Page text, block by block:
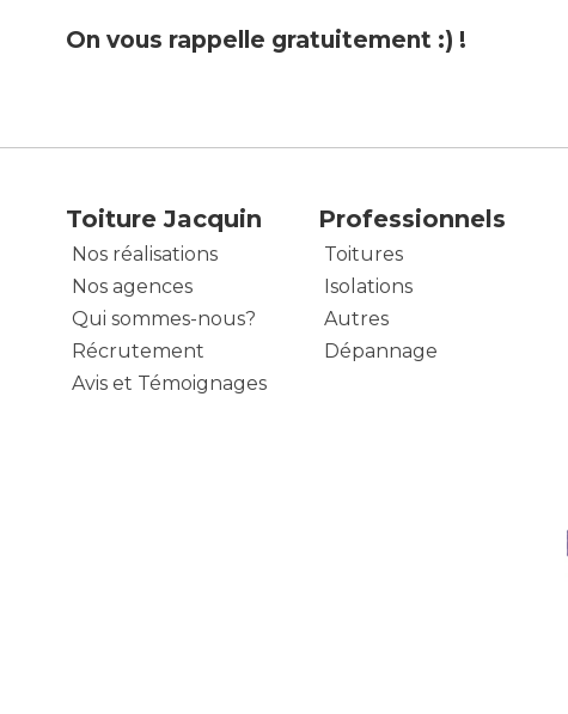
On vous rappelle gratuitement :) !
Toiture Jacquin
Nos réalisations
Nos agences
Qui sommes-nous?
Récrutement
Avis et Témoignages
Professionnels
Toitures
Isolations
Autres
Dépannage